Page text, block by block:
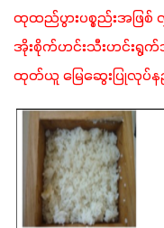
ထုထည်ပွားပစ္စည်းအဖြစ် လွှ
အိုးစိုက်ဟင်းသီးဟင်းရွ
ထုတ်ယူ မြေဆွေးပြုလုပ်နည်